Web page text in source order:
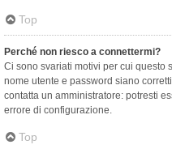
Top
Perché non riesco a connettermi?
Ci sono svariati motivi per cui questo
nome utente e password siano
contatta un amministratore: potresti
errore di configurazione.
Top